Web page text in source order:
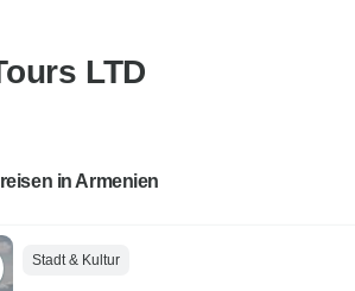
LTD
in Armenien
Stadt & Kultur